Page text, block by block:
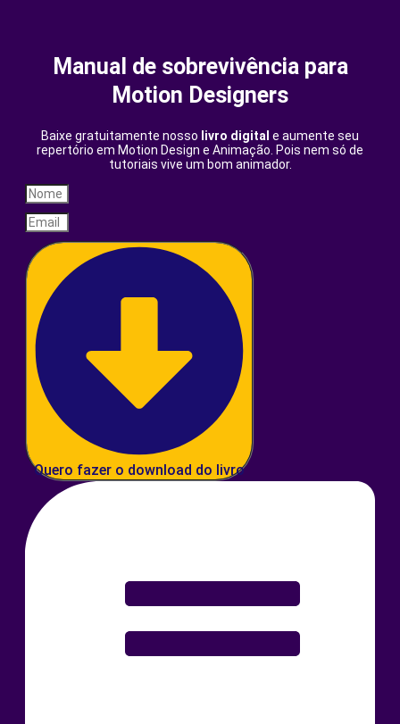
Manual de sobrevivência para
Motion Designers
Baixe gratuitamente nosso livro digital e aumente seu
repertório em Motion Design e Animação. Pois nem só de
tutoriais vive um bom animador.
Quero fazer o download do livro